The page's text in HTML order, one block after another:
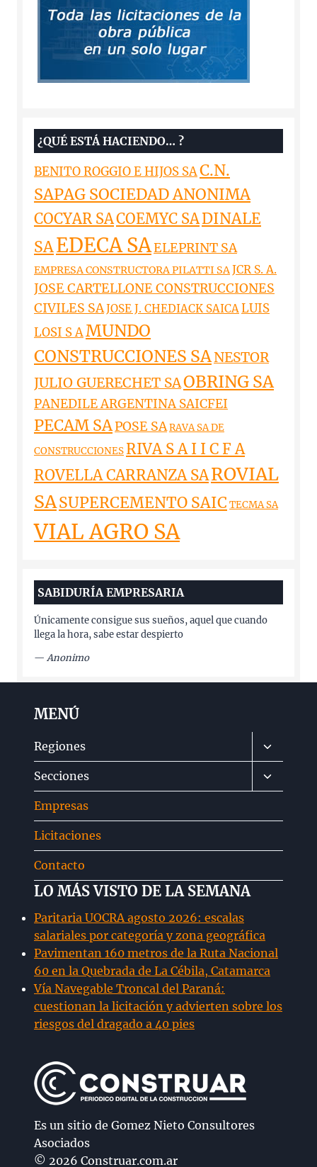
¿QUÉ ESTÁ HACIENDO… ?
BENITO ROGGIO E HIJOS SAC.N.
SAPAG SOCIEDAD ANONIMA
COCYAR SACOEMYC SADINALE
SAEDECA SAELEPRINT SA
EMPRESA CONSTRUCTORA PILATTI SAJCR S. A.
JOSE CARTELLONE CONSTRUCCIONES
CIVILES SAJOSE J. CHEDIACK SAICALUIS
LOSI S AMUNDO
CONSTRUCCIONES SANESTOR
JULIO GUERECHET SAOBRING SA
PANEDILE ARGENTINA SAICFEI
PECAM SAPOSE SARAVA SA DE
CONSTRUCCIONES RIVA S A I I C F A
ROVELLA CARRANZA SAROVIAL
SASUPERCEMENTO SAIC TECMA SA
VIAL AGRO SA
SABIDURÍA EMPRESARIA
Únicamente consigue sus sueños, aquel que cuando
llega la hora, sabe estar despierto
— Anonimo
MENÚ
Regiones
Alternar
menú
hijo
Secciones
Alternar
menú
Empresas
Licitaciones
Contacto
LO MÁS VISTO DE LA SEMANA
Paritaria UOCRA agosto 2026: escalas
salariales por categoría y zona geográfica
Pavimentan 160 metros de la Ruta Nacional
60 en la Quebrada de La Cébila, Catamarca
Vía Navegable Troncal del Paraná:
cuestionan la licitación y advierten sobre los
riesgos del dragado a 40 pies
Es un sitio de Gomez Nieto Consultores
Asociados
© 2026 Construar.com.ar